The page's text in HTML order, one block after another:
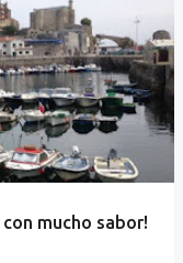
mucho sabor!